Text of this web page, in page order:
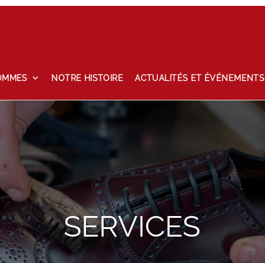
NOTRE HISTOIRE ACTUALITÉS ET ÉVÉNEMENTS
Maintenance Mon compte Nos marquesNotre histoire
SERVICES